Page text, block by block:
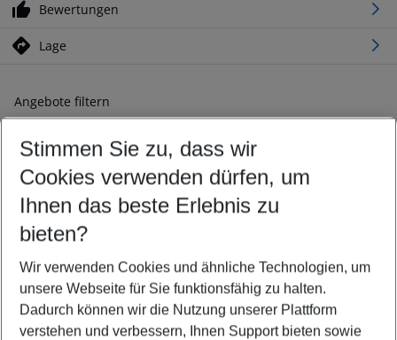
Bewertungen
Lage
Angebote filtern
Ändern Sie Ihre Kriterien nach Ihren Wünschen
Abflughafen wählen
Beliebiger Abflughafen
Reisezeitraum wählen
09.08.26– 07.08.27 5-8 Nächte
2 Erwachsene Keine Kinder
Mehr Filter anzeigen
Stimmen Sie zu, dass wir
Cookies verwenden dürfen, um
Ihnen das beste Erlebnis zu
bieten?
Wir verwenden Cookies und ähnliche Technologien, um
unsere Webseite für Sie funktionsfähig zu halten.
Dadurch können wir die Nutzung unserer Plattform
verstehen und verbessern, Ihnen Support bieten sowie